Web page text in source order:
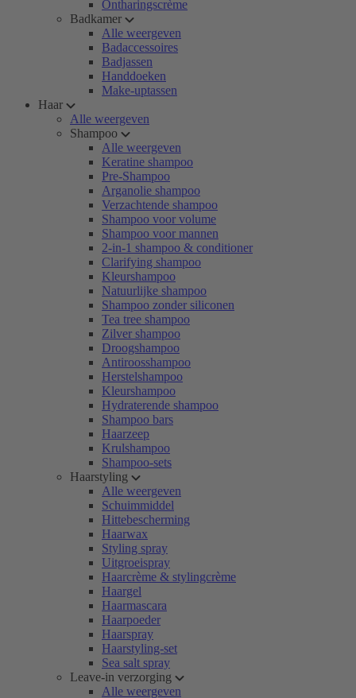
Ontharingscrème
Badkamer
Alle weergeven
Badaccessoires
Badjassen
Handdoeken
Make-uptassen
Haar
Alle weergeven
Shampoo
Alle weergeven
Keratine shampoo
Pre-Shampoo
Arganolie shampoo
Verzachtende shampoo
Shampoo voor volume
Shampoo voor mannen
2-in-1 shampoo & conditioner
Clarifying shampoo
Kleurshampoo
Natuurlijke shampoo
Shampoo zonder siliconen
Tea tree shampoo
Zilver shampoo
Droogshampoo
Antiroosshampoo
Herstelshampoo
Kleurshampoo
Hydraterende shampoo
Shampoo bars
Haarzeep
Krulshampoo
Shampoo-sets
Haarstyling
Alle weergeven
Schuimmiddel
Hittebescherming
Haarwax
Styling spray
Uitgroeispray
Haarcrème & stylingcrème
Haargel
Haarmascara
Haarpoeder
Haarspray
Haarstyling-set
Sea salt spray
Leave-in verzorging
Alle weergeven